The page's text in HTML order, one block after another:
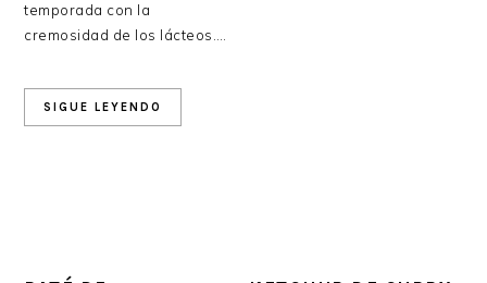
temporada con la
cremosidad de los lácteos….
SIGUE LEYENDO